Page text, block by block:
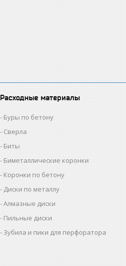
Расходные материалы
Буры по бетону
Сверла
Биты
Биметаллические коронки
Коронки по бетону
Диски по металлу
Алмазные диски
Пильные диски
Зубила и пики для перфоратора